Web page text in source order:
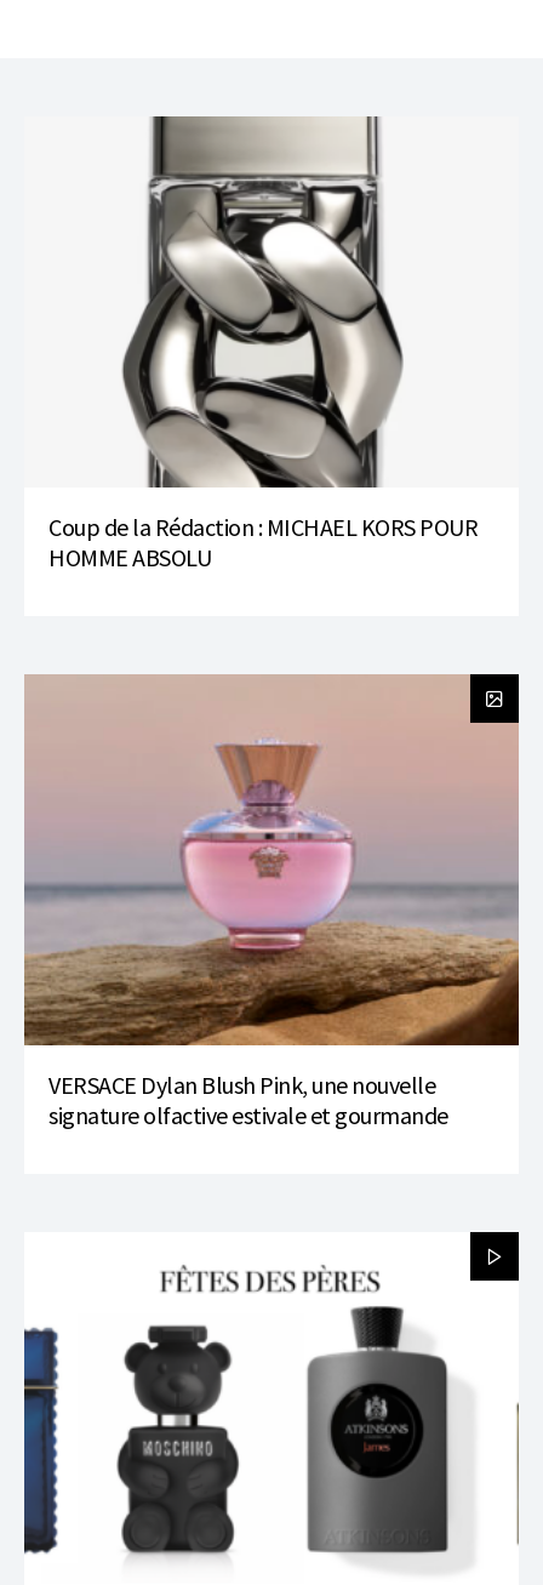
Coup de la Rédaction : MICHAEL KORS POUR
HOMME ABSOLU
VERSACE Dylan Blush Pink, une nouvelle
signature olfactive estivale et gourmande